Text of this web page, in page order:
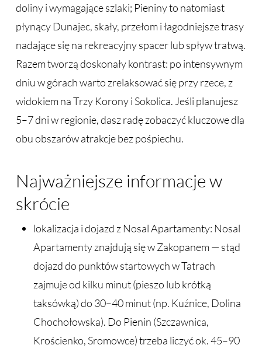
doliny i wymagające szlaki; Pieniny to natomiast
płynący Dunajec, skały, przełom i łagodniejsze trasy
nadające się na rekreacyjny spacer lub spływ tratwą.
Razem tworzą doskonały kontrast: po intensywnym
dniu w górach warto zrelaksować się przy rzece, z
widokiem na Trzy Korony i Sokolica. Jeśli planujesz
5–7 dni w regionie, dasz radę zobaczyć kluczowe dla
obu obszarów atrakcje bez pośpiechu.
Najważniejsze informacje w
skrócie
lokalizacja i dojazd z Nosal Apartamenty: Nosal
Apartamenty znajdują się w Zakopanem — stąd
dojazd do punktów startowych w Tatrach
zajmuje od kilku minut (pieszo lub krótką
taksówką) do 30–40 minut (np. Kuźnice, Dolina
Chochołowska). Do Pienin (Szczawnica,
Krościenko, Sromowce) trzeba liczyć ok. 45–90